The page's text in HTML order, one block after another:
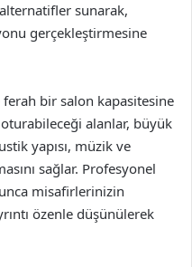
sunarak,
gerçekleştirmesine
bir salon kapasitesine
alanlar, büyük
yapısı, müzik ve
sağlar. Profesyonel
misafirlerinizin
özenle düşünülerek